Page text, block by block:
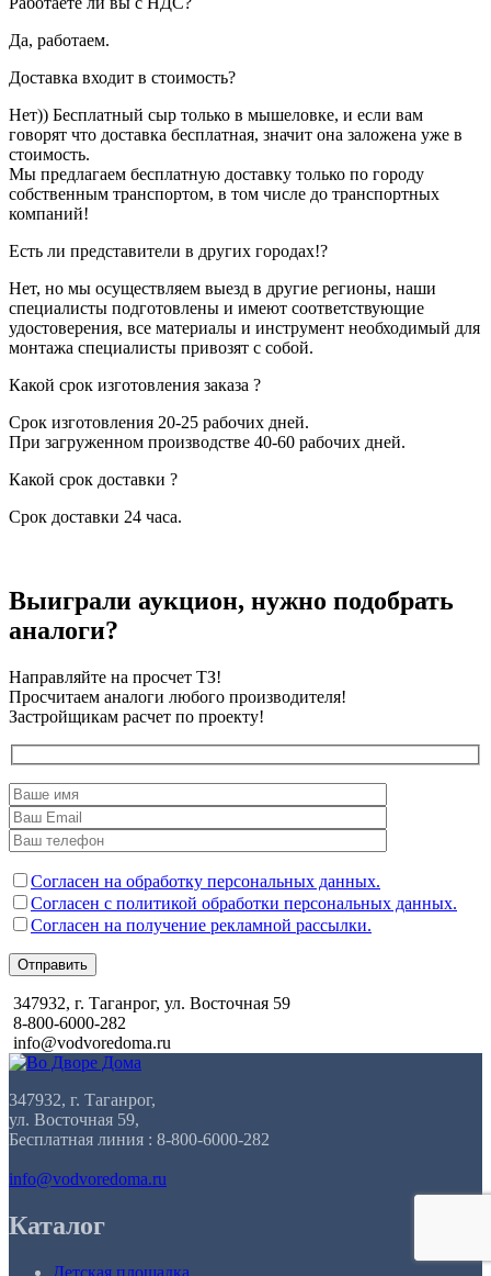
Да, работаем.
Доставка входит в стоимость?
Нет)) Бесплатный сыр только в мышеловке, и если вам
говорят что доставка бесплатная, значит она заложена уже в
стоимость.
Мы предлагаем бесплатную доставку только по городу
собственным транспортом, в том числе до транспортных
компаний!
Есть ли представители в других городах!?
Нет, но мы осуществляем выезд в другие регионы, наши
специалисты подготовлены и имеют соответствующие
удостоверения, все материалы и инструмент необходимый для
монтажа специалисты привозят с собой.
Какой срок изготовления заказа ?
Срок изготовления 20-25 рабочих дней.
При загруженном производстве 40-60 рабочих дней.
Какой срок доставки ?
Срок доставки 24 часа.
Выиграли аукцион, нужно подобрать
аналоги?
Направляйте на просчет ТЗ!
Просчитаем аналоги любого производителя!
Застройщикам расчет по проекту!
Согласен на обработку персональных данных.
Согласен с политикой обработки персональных данных.
Согласен на получение рекламной рассылки.
Отправить
347932, г. Таганрог, ул. Восточная 59
8-800-6000-282
info@vodvoredoma.ru
347932, г. Таганрог,
ул. Восточная 59,
Бесплатная линия : 8-800-6000-282
info@vodvoredoma.ru
Каталог
Детская площадка